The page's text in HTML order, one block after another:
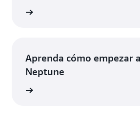
Aprenda cómo empezar
Neptune